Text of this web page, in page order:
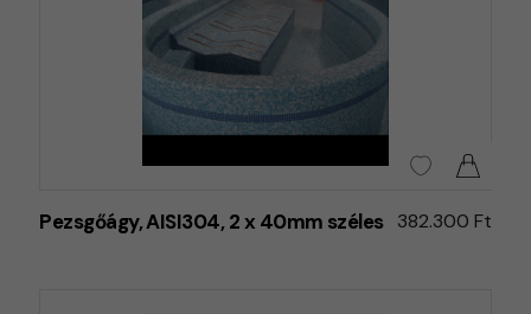
Pezsgőágy, AISI304, 2 x 40mm széles 382.300 Ft